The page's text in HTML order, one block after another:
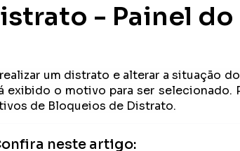
- Painel
um distrato e alterar a situação
exibido o motivo para ser selecionado.
de Bloqueios de Distrato.
neste artigo: